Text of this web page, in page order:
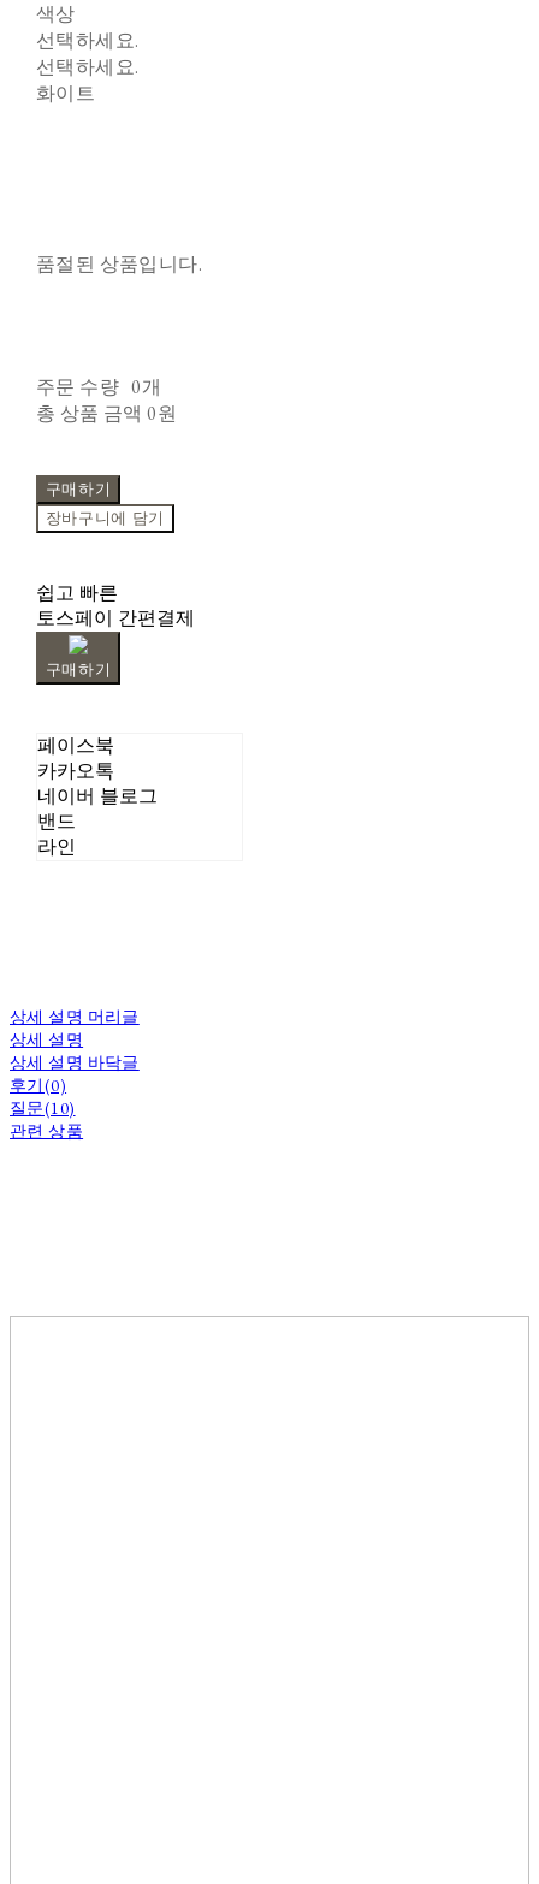
색상
선택하세요.
선택하세요.
화이트
품절된 상품입니다.
주문 수량 0개
총 상품 금액 0원
구매하기
장바구니에 담기
쉽고 빠른
토스페이 간편결제
구매하기
페이스북
카카오톡
네이버 블로그
밴드
라인
상세 설명 머리글
상세 설명
상세 설명 바닥글
후기(0)
질문(10)
관련 상품